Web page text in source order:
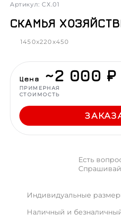
Артикул: СХ.01
СКАМЬЯ
1450x220x450
Цена ~2 000 ₽
ПРИМЕРНАЯ
СТОИМОСТЬ
Есть
Индивидуальные
Наличный и